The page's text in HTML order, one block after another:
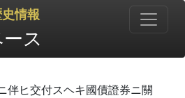
情報
ス
伴ヒ交付スヘキ國債證券ニ關